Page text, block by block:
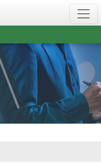
通
過
檢
等
級
無
障
礙
網
頁